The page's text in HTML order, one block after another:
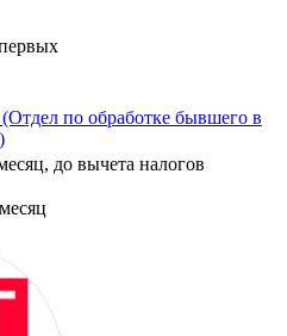
по обработке бывшего в
до вычета налогов